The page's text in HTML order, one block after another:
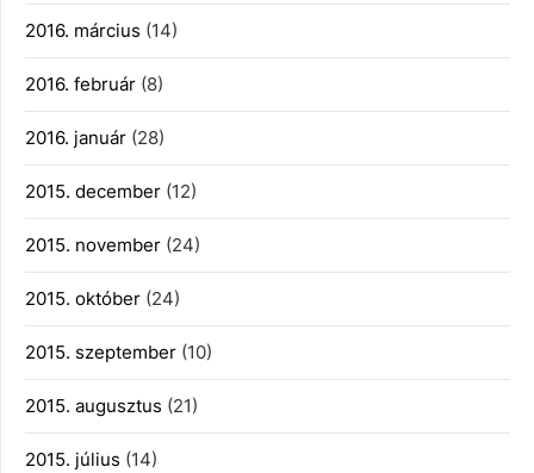
2016. március (14)
2016. február (8)
2016. január (28)
2015. december (12)
2015. november (24)
2015. október (24)
2015. szeptember (10)
2015. augusztus (21)
2015. július (14)